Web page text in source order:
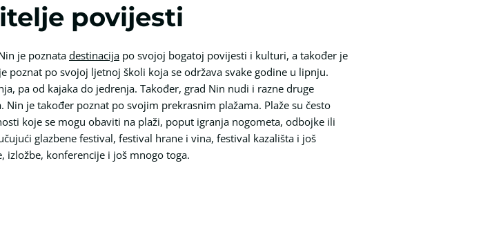
povijesti
je poznata destinacija po svojoj bogatoj povijesti i kulturi, a također je
po svojoj ljetnoj školi koja se održava svake godine u lipnju.
pa od kajaka do jedrenja. Također, grad Nin nudi i razne druge
je također poznat po svojim prekrasnim plažama. Plaže su često
koje se mogu obaviti na plaži, poput igranja nogometa, odbojke ili
glazbene festival, festival hrane i vina, festival kazališta i još
izložbe, konferencije i još mnogo toga.